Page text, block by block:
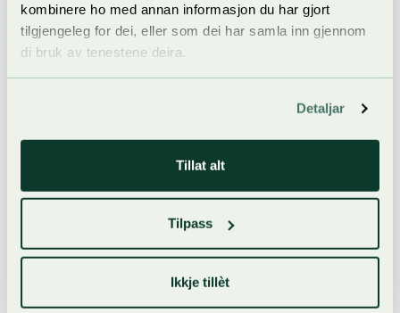
kombinere ho med annan informasjon du har gjort
tilgjengeleg for dei, eller som dei har samla inn gjennom
di bruk av tenestene deira.
Detaljar
Tillat alt
Tilpass
Ikkje tillèt